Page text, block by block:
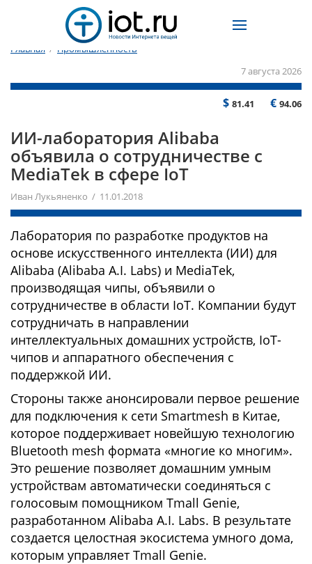
Главная / Промышленность
7 августа 2026
$ 81.41 € 94.06
ИИ-лаборатория Alibaba
объявила о сотрудничестве с
MediaTek в сфере IoT
Иван Лукьяненко / 11.01.2018
Лаборатория по разработке продуктов на
основе искусственного интеллекта (ИИ) для
Alibaba (Alibaba A.I. Labs) и MediaTek,
производящая чипы, объявили о
сотрудничестве в области IoT. Компании будут
сотрудничать в направлении
интеллектуальных домашних устройств, IoT-
чипов и аппаратного обеспечения с
поддержкой ИИ.
Стороны также анонсировали первое решение
для подключения к сети Smartmesh в Китае,
которое поддерживает новейшую технологию
Bluetooth mesh формата «многие ко многим».
Это решение позволяет домашним умным
устройствам автоматически соединяться с
голосовым помощником Tmall Genie,
разработанном Alibaba A.I. Labs. В результате
создается целостная экосистема умного дома,
которым управляет Tmall Genie.